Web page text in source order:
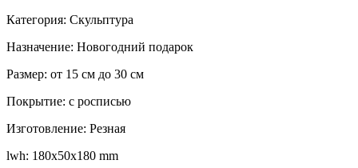
Категория: Скульптура
Назначение: Новогодний подарок
Размер: от 15 см до 30 см
Покрытие: с росписью
Изготовление: Резная
lwh: 180x50x180 mm